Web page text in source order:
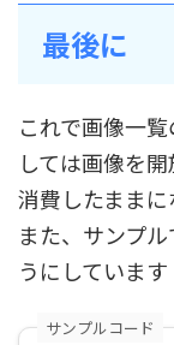
最後に
これで画像一
しては画像を
消費したまま
また、サンプ
うにしています
サンプルコード